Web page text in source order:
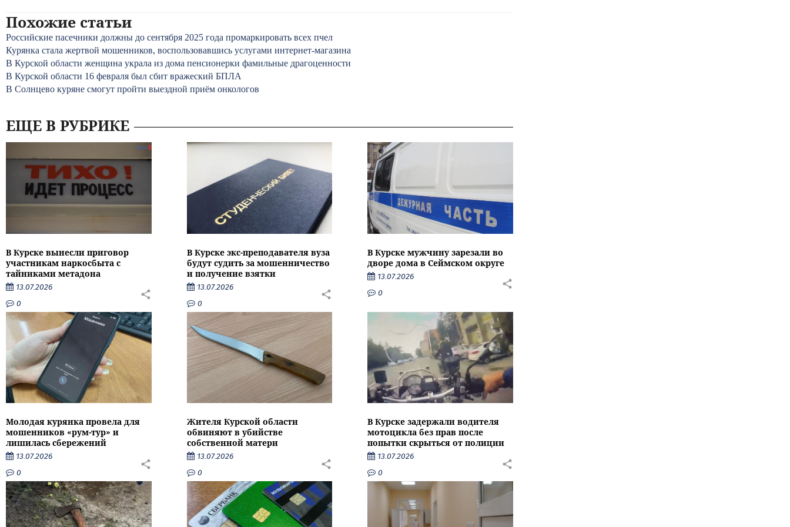
Похожие статьи
Российские пасечники должны до сентября 2025 года промаркировать всех пчел
Курянка стала жертвой мошенников, воспользовавшись услугами интернет-магазина
В Курской области женщина украла из дома пенсионерки фамильные драгоценности
В Курской области 16 февраля был сбит вражеский БПЛА
В Солнцево куряне смогут пройти выездной приём онкологов
ЕЩЕ В РУБРИКЕ
В Курске вынесли приговор
участникам наркосбыта с
тайниками метадона
13.07.2026
0
В Курске экс-преподавателя вуза
будут судить за мошенничество
и получение взятки
13.07.2026
0
В Курске мужчину зарезали во
дворе дома в Сеймском округе
13.07.2026
0
Молодая курянка провела для
мошенников «рум-тур» и
лишилась сбережений
13.07.2026
0
Жителя Курской области
обвиняют в убийстве
собственной матери
13.07.2026
0
В Курске задержали водителя
мотоцикла без прав после
попытки скрыться от полиции
13.07.2026
0